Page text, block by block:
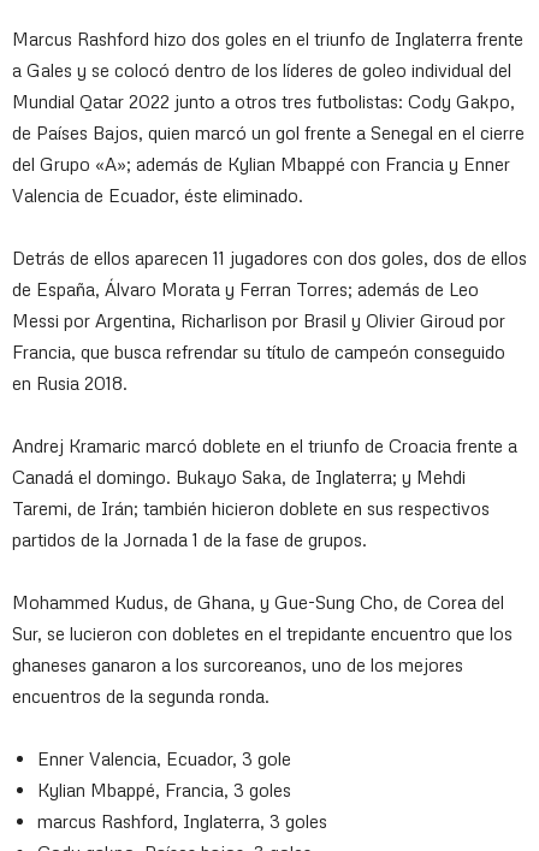
Marcus Rashford hizo dos goles en el triunfo de Inglaterra frente
a Gales y se colocó dentro de los líderes de goleo individual del
Mundial Qatar 2022 junto a otros tres futbolistas: Cody Gakpo,
de Países Bajos, quien marcó un gol frente a Senegal en el cierre
del Grupo «A»; además de Kylian Mbappé con Francia y Enner
Valencia de Ecuador, éste eliminado.
Detrás de ellos aparecen 11 jugadores con dos goles, dos de ellos
de España, Álvaro Morata y Ferran Torres; además de Leo
Messi por Argentina, Richarlison por Brasil y Olivier Giroud por
Francia, que busca refrendar su título de campeón conseguido
en Rusia 2018.
Andrej Kramaric marcó doblete en el triunfo de Croacia frente a
Canadá el domingo. Bukayo Saka, de Inglaterra; y Mehdi
Taremi, de Irán; también hicieron doblete en sus respectivos
partidos de la Jornada 1 de la fase de grupos.
Mohammed Kudus, de Ghana, y Gue-Sung Cho, de Corea del
Sur, se lucieron con dobletes en el trepidante encuentro que los
ghaneses ganaron a los surcoreanos, uno de los mejores
encuentros de la segunda ronda.
Enner Valencia, Ecuador, 3 gole
Kylian Mbappé, Francia, 3 goles
marcus Rashford, Inglaterra, 3 goles